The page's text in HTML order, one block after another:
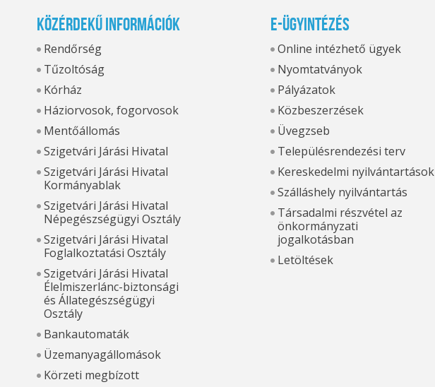
Közérdekű információk
Rendőrség
Tűzoltóság
Kórház
Háziorvosok, fogorvosok
Mentőállomás
Szigetvári Járási Hivatal
Szigetvári Járási Hivatal
Kormányablak
Szigetvári Járási Hivatal
Népegészségügyi Osztály
Szigetvári Járási Hivatal
Foglalkoztatási Osztály
Szigetvári Járási Hivatal
Élelmiszerlánc-biztonsági
és Állategészségügyi
Osztály
Bankautomaták
Üzemanyagállomások
Körzeti megbízott
E-ügyintézés
Online intézhető ügyek
Nyomtatványok
Pályázatok
Közbeszerzések
Üvegzseb
Településrendezési terv
Kereskedelmi nyilvántartások
Szálláshely nyilvántartás
Társadalmi részvétel az
önkormányzati
jogalkotásban
Letöltések